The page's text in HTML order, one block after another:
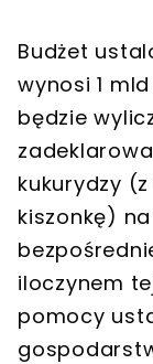
Budżet
wynosi 1
będzie
kukurydzy
kiszonkę)
iloczynem
pomocy